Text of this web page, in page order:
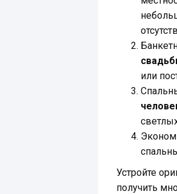
или
Устройте
получить